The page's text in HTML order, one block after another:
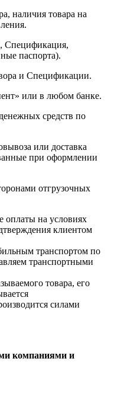
наличия товара на
Спецификация,
паспорта).
и Спецификации.
или в любом банке.
средств по
или доставка
при оформлении
отгрузочных
оплаты на условиях
клиентом
транспортом по
транспортными
товара, его
силами
компаниями и